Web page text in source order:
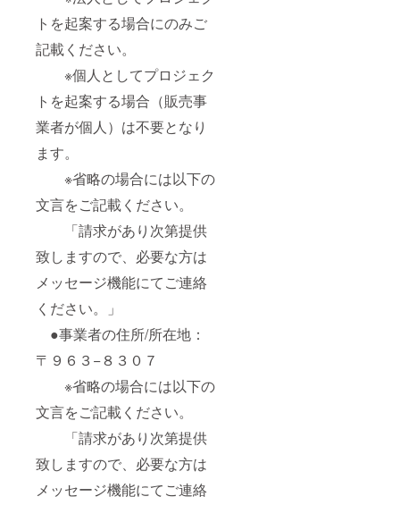
トを起案する場合にのみご
記載ください。
※個人としてプロジェク
トを起案する場合（販売事
業者が個人）は不要となり
ます。
※省略の場合には以下の
文言をご記載ください。
「請求があり次第提供
致しますので、必要な方は
メッセージ機能にてご連絡
ください。」
●事業者の住所/所在地：
〒９６３−８３０７
※省略の場合には以下の
文言をご記載ください。
「請求があり次第提供
致しますので、必要な方は
メッセージ機能にてご連絡